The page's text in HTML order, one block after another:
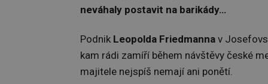
neváhaly postavit na barikády…
Podnik Leopolda Friedmanna v
kam rádi zamíří během návštěvy české
majitele nejspíš nemají ani ponětí.